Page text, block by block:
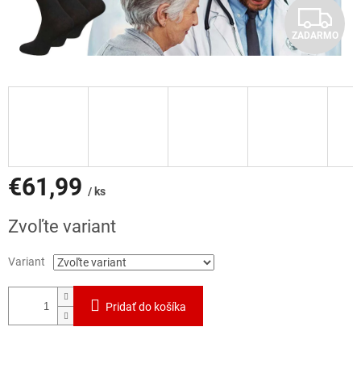
Z
A
D
ZADARMO
€61,99 / ks
cena:
Zvoľte variant
Variant
Pridať do košíka